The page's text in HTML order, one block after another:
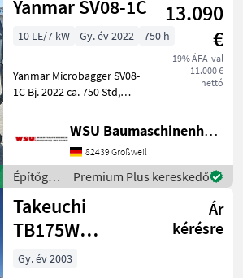
Yanmar SV08-1C
13.090
€
19% ÁFA-val
11.000 €
nettó
10 LE/7 kW Gy. év 2022 750 h
Yanmar Microbagger SV08-
1C Bj. 2022 ca. 750 Std,
(ausweisbar) Finanzierung
und Lieferung
Deutschlandweit möglich!
Mieten ab 67, - € Be
WSU Baumaschinenhandel u. Gerätevermietung GmbH
82439 Großweil
Építőgépek
/ Yanmar
Premium Plus kereskedő
Takeuchi
TB175W
Mobilbagger
Ár
kérésre
Gy. év 2003